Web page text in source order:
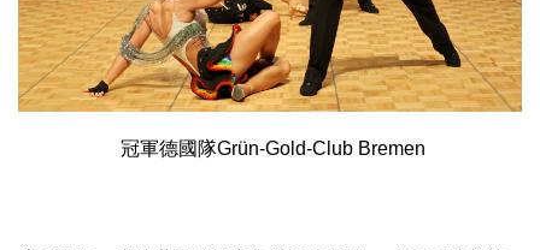
冠軍德國隊Grün-Gold-Club Bremen